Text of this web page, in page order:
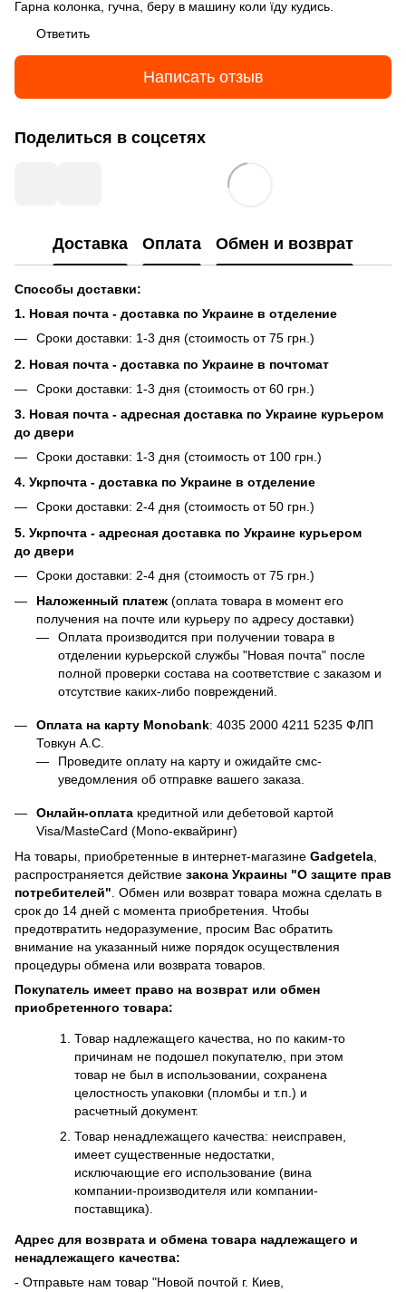
Гарна колонка, гучна, беру в машину коли їду кудись.
Ответить
Написать отзыв
Поделиться в соцсетях
Доставка Оплата Обмен и возврат
Способы доставки:
1. Новая почта - доставка по Украине в отделение
Сроки доставки: 1-3 дня (стоимость от 75 грн.)
2. Новая почта - доставка по Украине в почтомат
Сроки доставки: 1-3 дня (стоимость от 60 грн.)
3. Новая почта - адресная доставка по Украине курьером
до двери
Сроки доставки: 1-3 дня (стоимость от 100 грн.)
4. Укрпочта - доставка по Украине в отделение
Сроки доставки: 2-4 дня (стоимость от 50 грн.)
5. Укрпочта - адресная доставка по Украине курьером
до двери
Сроки доставки: 2-4 дня (стоимость от 75 грн.)
Наложенный платеж (оплата товара в момент его
получения на почте или курьеру по адресу доставки)
Оплата производится при получении товара в
отделении курьерской службы "Новая почта" после
полной проверки состава на соответствие с заказом и
отсутствие каких-либо повреждений.
Оплата на карту Monobank: 4035 2000 4211 5235 ФЛП
Товкун А.С.
Проведите оплату на карту и ожидайте смс-
уведомления об отправке вашего заказа.
Онлайн-оплата кредитной или дебетовой картой
Visa/MasteCard (Mono-еквайринг)
На товары, приобретенные в интернет-магазине Gadgetela
распространяется действие закона Украины "О защите прав
потребителей" . Обмен или возврат товара можна сделать в
срок до 14 дней с момента приобретения. Чтобы
предотвратить недоразумение, просим Вас обратить
внимание на указанный ниже порядок осуществления
процедуры обмена или возврата товаров.
Покупатель имеет право на возврат или обмен
приобретенного товара:
Товар надлежащего качества, но по каким-то
причинам не подошел покупателю, при этом
товар не был в использовании, сохранена
целостность упаковки (пломбы и т.п.) и
расчетный документ.
Товар ненадлежащего качества: неисправен,
имеет существенные недостатки,
исключающие его использование (вина
компании-производителя или компании-
поставщика).
Адрес для возврата и обмена товара надлежащего и
ненадлежащего качества:
- Отправьте нам товар "Новой почтой г. Киев,